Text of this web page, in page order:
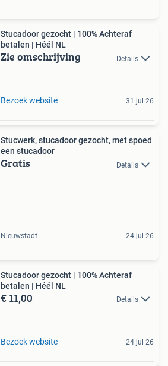
Stucadoor gezocht | 100% Achteraf
betalen | Héél NL
Zie omschrijving Details
Bezoek website 31 jul 26
Stucwerk, stucadoor gezocht, met spoed
een stucadoor
Gratis Details
Nieuwstadt 24 jul 26
Stucadoor gezocht | 100% Achteraf
betalen | Héél NL
€ 11,00 Details
Bezoek website 24 jul 26